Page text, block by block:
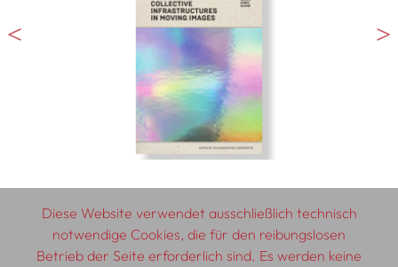
© 2026 SCHLEBRÜGGE.EDITOR
Diese Website verwendet ausschließlich technisch
notwendige Cookies, die für den reibungslosen
Betrieb der Seite erforderlich sind. Es werden keine